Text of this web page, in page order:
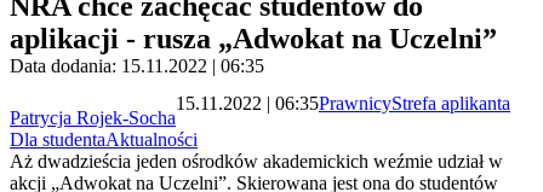
NRA chce zachęcać studentów do
aplikacji - rusza „Adwokat na Uczelni”
Data dodania: 15.11.2022 | 06:35
Patrycja Rojek-Socha
15.11.2022 | 06:35PrawnicyStrefa aplikanta
Dla studentaAktualności
Aż dwadzieścia jeden ośrodków akademickich weźmie udział w
akcji „Adwokat na Uczelni”. Skierowana jest ona do studentów